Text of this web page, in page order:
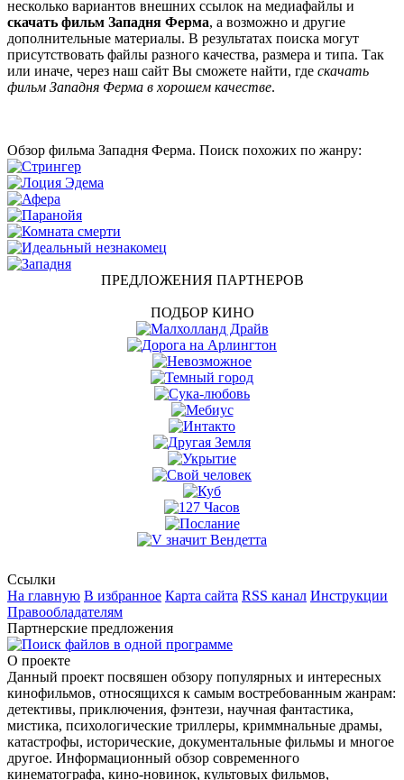
несколько вариантов внешних ссылок на медиафайлы и
скачать фильм Западня Ферма, а возможно и другие
дополнительные материалы. В результатах поиска могут
присутствовать файлы разного качества, размера и типа. Так
или иначе, через наш сайт Вы сможете найти, где скачать
фильм Западня Ферма в хорошем качестве.
Обзор фильма Западня Ферма. Поиск похожих по жанру:
ПРЕДЛОЖЕНИЯ ПАРТНЕРОВ
ПОДБОР КИНО
Ссылки
На главную В избранное Карта сайта RSS канал Инструкции
Правообладателям
Партнерские предложения
О проекте
Данный проект посвяшен обзору популярных и интересных
кинофильмов, относящихся к самым востребованным жанрам:
детективы, приключения, фэнтези, научная фантастика,
мистика, психологические триллеры, криммнальные драмы,
катастрофы, исторические, документальные фильмы и многое
другое. Информационный обзор современного
кинематографа, кино-новинок, культовых фильмов,